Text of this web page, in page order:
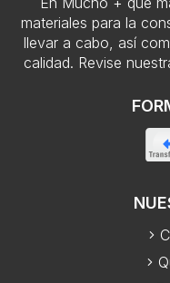
materiales para la
llevar a cabo, así
calidad. Revise